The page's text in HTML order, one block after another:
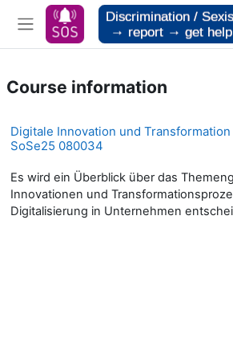
Skip to main content
Side panel
Course information
Digitale Innovation und
SoSe25 080034
Es wird ein Überblick über das
Innovationen und
Digitalisierung in Unternehmen